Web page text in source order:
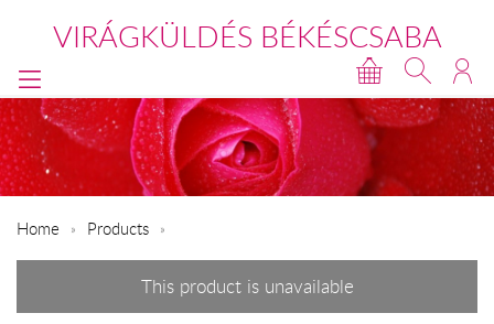
VIRÁGKÜLDÉS BÉKÉSCSABA
Home Products
This product is unavailable